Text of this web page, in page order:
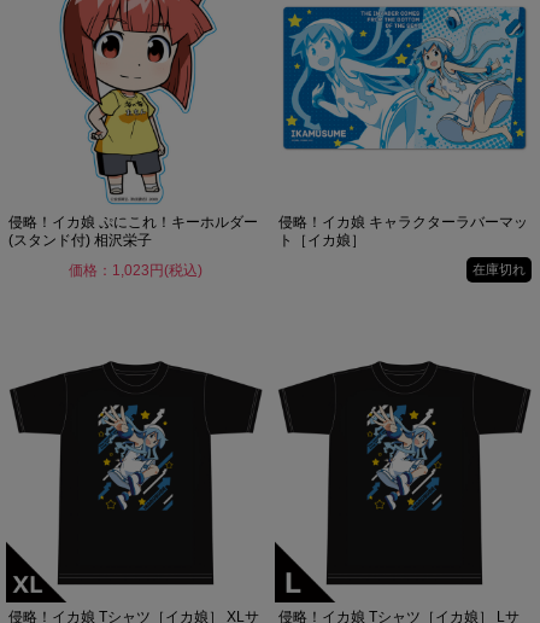
侵略！イカ娘 ぷにこれ！キーホルダー
(スタンド付) 相沢栄子
価格：1,023円(税込)
侵略！イカ娘 キャラクターラバーマッ
ト［イカ娘］
在庫切れ
侵略！イカ娘 Tシャツ［イカ娘］ XLサ 侵略！イカ娘 Tシャツ［イカ娘］ Lサ